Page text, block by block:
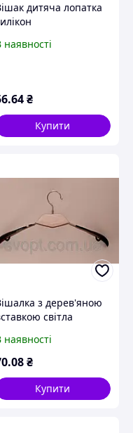
дитяча лопатка
наявності
.64₴
Купити
з дерев'яною
світла
наявності
.08₴
Купити